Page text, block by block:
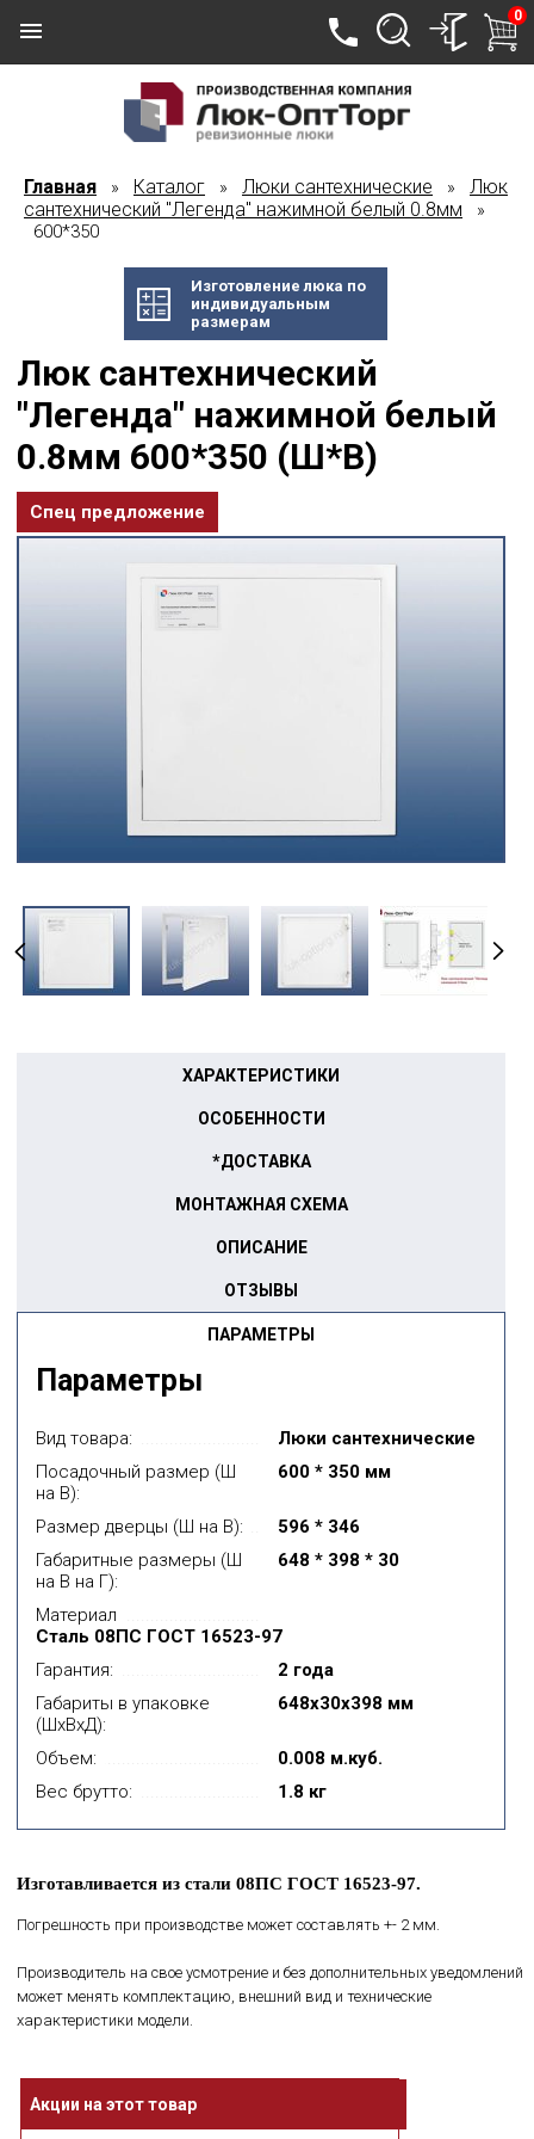
0
Главная » Каталог » Люки сантехнические » Люк
сантехнический "Легенда" нажимной белый 0.8мм »
600*350
Изготовление люка по
индивидуальным
размерам
Люк сантехнический
"Легенда" нажимной белый
0.8мм 600*350 (Ш*В)
Спец предложение
ПАРАМЕТРЫ
ХАРАКТЕРИСТИКИ
ОСОБЕННОСТИ
*ДОСТАВКА
МОНТАЖНАЯ СХЕМА
ОПИСАНИЕ
ОТЗЫВЫ
Параметры
Вид товара:
Люки сантехнические
Посадочный размер (Ш
на В):
600 * 350 мм
Размер дверцы (Ш на В):
596 * 346
Габаритные размеры (Ш
на В на Г):
648 * 398 * 30
Материал
Сталь 08ПС ГОСТ 16523-97
Гарантия:
2 года
Габариты в упаковке
(ШхВхД):
648x30x398 мм
Объем:
0.008 м.куб.
Вес брутто:
1.8 кг
Изготавливается из стали 08ПС ГОСТ 16523-97.
Погрешность при производстве может составлять +- 2 мм.
Производитель на свое усмотрение и без дополнительных уведомлений
может менять комплектацию, внешний вид и технические
характеристики модели.
Акции на этот товар